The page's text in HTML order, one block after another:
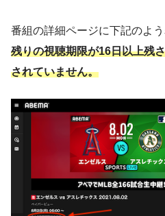
番組の詳細ページに下記のよ
残りの視聴期限が16日以上残
されていません。